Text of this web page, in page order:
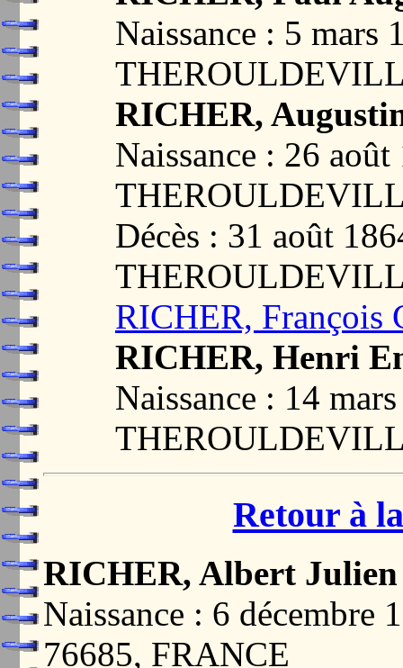
Naissance : 5 mars
RICHER,
Naissance : 26 août
Décès : 31 août
RICHER, François
RICHER, Henri
Naissance : 14
Retour à
RICHER, Albert Julien
Naissance : 6
76685, FRANCE